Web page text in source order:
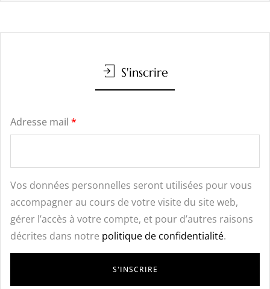
S'inscrire
Adresse mail *
Vos données personnelles seront utilisées pour vous
accompagner au cours de votre visite du site web,
gérer l’accès à votre compte, et pour d’autres raisons
décrites dans notre politique de confidentialité.